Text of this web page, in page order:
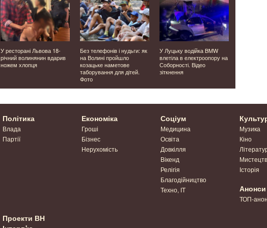
У ресторані Львова 18-
річний волинянин вдарив
ножем хлопця
Без телефонів і нудьги: як
на Волині пройшло
козацьке наметове
таборування для дітей.
Фото
У Луцьку водійка BMW
влетіла в електроопору на
Соборності. Відео
зіткнення
Політика
Влада
Партії
Економіка
Гроші
Бізнес
Нерухомість
Соціум
Медицина
Освіта
Довкілля
Вікенд
Релігія
Благодійництво
Техно, IT
Музика
Кіно
Історія
Анонси
ТОП-
Проекти ВН